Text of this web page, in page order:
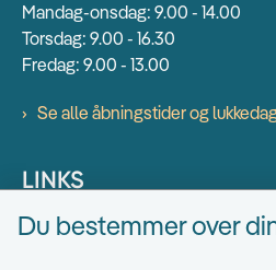
Mandag-onsdag: 9.00 - 14.00
Torsdag: 9.00 - 16.30
Fredag: 9.00 - 13.00
Se alle åbningstider og
LINKS
Find EAN numre
Du bestemmer over